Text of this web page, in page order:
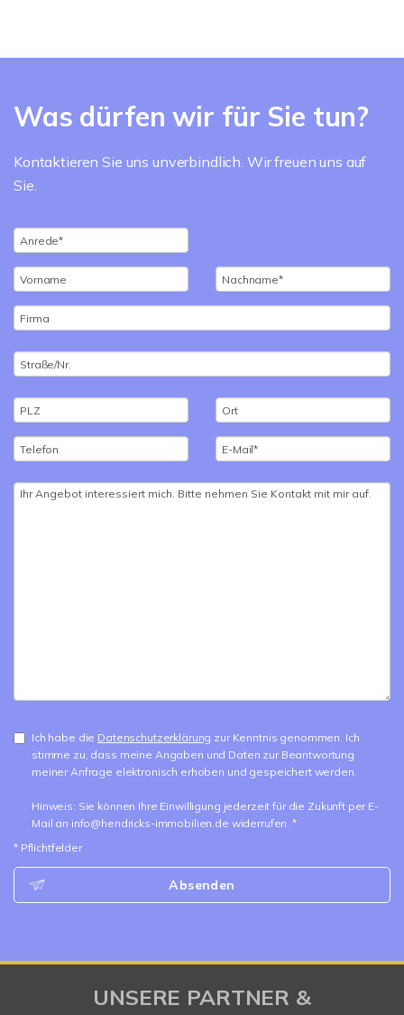
Was dürfen wir für Sie tun?
Kontaktieren Sie uns unverbindlich. Wir freuen uns auf
Sie.
Ich habe die Datenschutzerklärung zur Kenntnis genommen. Ich
stimme zu, dass meine Angaben und Daten zur Beantwortung
meiner Anfrage elektronisch erhoben und gespeichert werden.
Hinweis: Sie können Ihre Einwilligung jederzeit für die Zukunft per E-
Mail an info@hendricks-immobilien.de widerrufen. *
* Pflichtfelder
Absenden
UNSERE PARTNER &